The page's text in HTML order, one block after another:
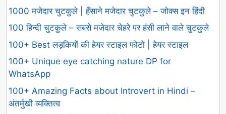
1000 मजेदार चुटकुले | हँसाने मजेदार चुटकुले – जोक्स इन हिंदी
100 हिन्दी चुटकुले – सबसे मजेदार चेहरे पर हंसी लाने वाले चुटकुले
100+ Best लड़कियों की हेयर स्टाइल फोटो | हेयर स्टाइल
100+ Unique eye catching nature DP for
WhatsApp
100+ Amazing Facts about Introvert in Hindi –
अंतर्मुखी व्यक्तित्व